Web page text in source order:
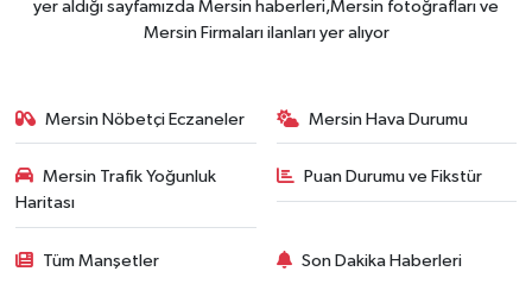
yer aldığı sayfamızda Mersin haberleri,Mersin fotoğrafları ve
Mersin Firmaları ilanları yer alıyor
Mersin Nöbetçi Eczaneler Mersin Hava Durumu
Mersin Trafik Yoğunluk
Haritası
Puan Durumu ve Fikstür
Tüm Manşetler Son Dakika Haberleri